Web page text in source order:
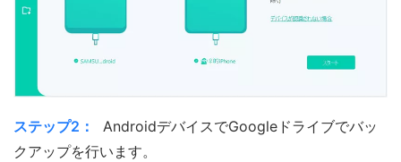
ステップ2：
AndroidデバイスでGoogleドライブでバッ
クアップを行います。